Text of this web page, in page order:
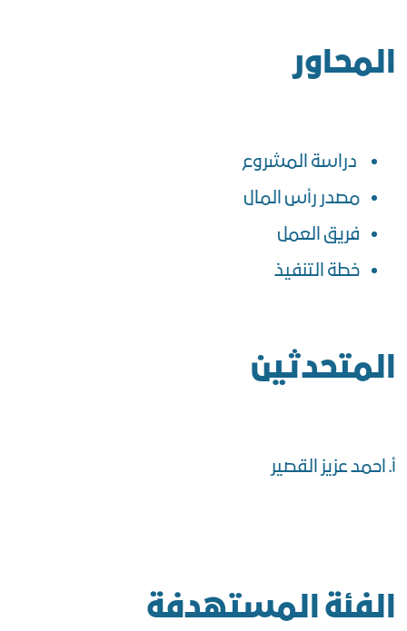
المحاور
دراسة المشروع
مصدر رأس المال
فريق العمل
خطة التنفيذ
المتحدثين
أ. احمد عزيز القصير
الفئة المستهدفة